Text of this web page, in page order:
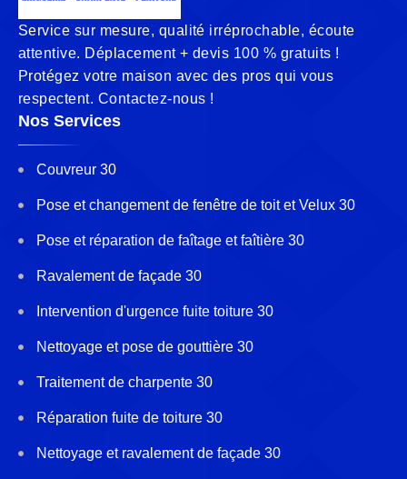
Service sur mesure, qualité irréprochable, écoute
attentive. Déplacement + devis 100 % gratuits !
Protégez votre maison avec des pros qui vous
respectent. Contactez-nous !
Nos Services
Couvreur 30
Pose et changement de fenêtre de toit et Velux 30
Pose et réparation de faîtage et faîtière 30
Ravalement de façade 30
Intervention d'urgence fuite toiture 30
Nettoyage et pose de gouttière 30
Traitement de charpente 30
Réparation fuite de toiture 30
Nettoyage et ravalement de façade 30